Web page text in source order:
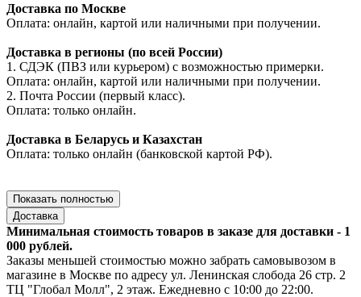
Доставка по Москве
Оплата: онлайн, картой или наличными при получении.
Доставка в регионы (по всей России)
1. СДЭК (ПВЗ или курьером) с возможностью примерки.
Оплата: онлайн, картой или наличными при получении.
2. Почта России (первый класс).
Оплата: только онлайн.
Доставка в Беларусь и Казахстан
Оплата: только онлайн (банковской картой РФ).
Показать полностью
Доставка
Минимальная стоимость товаров в заказе для доставки - 1
000 рублей.
Заказы меньшей стоимостью можно забрать самовывозом в
магазине в Москве по адресу ул. Ленинская слобода 26 стр. 2
ТЦ "Глобал Молл", 2 этаж. Ежедневно с 10:00 до 22:00.